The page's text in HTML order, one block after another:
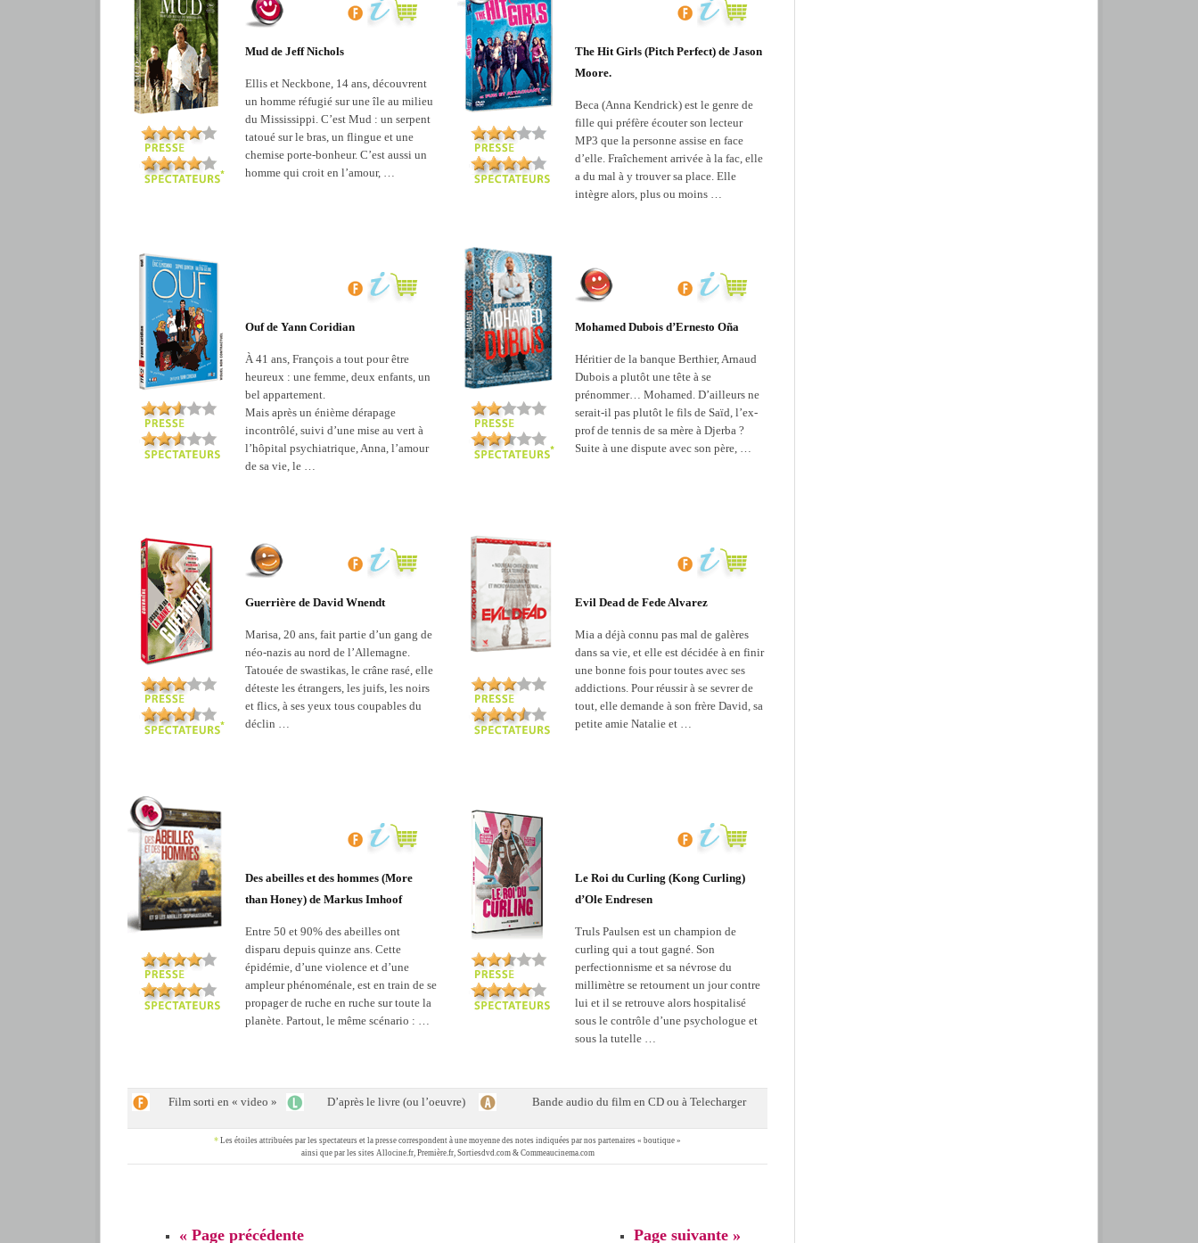
Mud de Jeff Nichols
Ellis et Neckbone, 14 ans, découvrent
un homme réfugié sur une île au milieu
du Mississippi. C’est Mud : un serpent
tatoué sur le bras, un flingue et une
chemise porte-bonheur. C’est aussi un
homme qui croit en l’amour, …
Ouf de Yann Coridian
À 41 ans, François a tout pour être
heureux : une femme, deux enfants, un
bel appartement.
Mais après un énième dérapage
incontrôlé, suivi d’une mise au vert à
l’hôpital psychiatrique, Anna, l’amour
de sa vie, le …
Guerrière de David Wnendt
Marisa, 20 ans, fait partie d’un gang de
néo-nazis au nord de l’Allemagne.
Tatouée de swastikas, le crâne rasé, elle
déteste les étrangers, les juifs, les noirs
et flics, à ses yeux tous coupables du
déclin …
Des abeilles et des hommes (More
than Honey) de Markus Imhoof
Entre 50 et 90% des abeilles ont
disparu depuis quinze ans. Cette
épidémie, d’une violence et d’une
ampleur phénoménale, est en train de se
propager de ruche en ruche sur toute la
planète. Partout, le même scénario : …
The Hit Girls (Pitch Perfect) de Jason
Moore.
Beca (Anna Kendrick) est le genre de
fille qui préfère écouter son lecteur
MP3 que la personne assise en face
d’elle. Fraîchement arrivée à la fac, elle
a du mal à y trouver sa place. Elle
intègre alors, plus ou moins …
Mohamed Dubois d’Ernesto Oña
Héritier de la banque Berthier, Arnaud
Dubois a plutôt une tête à se
prénommer… Mohamed. D’ailleurs ne
serait-il pas plutôt le fils de Saïd, l’ex-
prof de tennis de sa mère à Djerba ?
Suite à une dispute avec son père, …
Evil Dead de Fede Alvarez
Mia a déjà connu pas mal de galères
dans sa vie, et elle est décidée à en finir
une bonne fois pour toutes avec ses
addictions. Pour réussir à se sevrer de
tout, elle demande à son frère David, sa
petite amie Natalie et …
Le Roi du Curling (Kong Curling)
d’Ole Endresen
Truls Paulsen est un champion de
curling qui a tout gagné. Son
perfectionnisme et sa névrose du
millimètre se retournent un jour contre
lui et il se retrouve alors hospitalisé
sous le contrôle d’une psychologue et
sous la tutelle …
Film sorti en « video » D’après le livre (ou l’oeuvre) Bande audio du film en CD ou à Telecharger
* Les étoiles attribuées par les spectateurs et la presse correspondent à une moyenne des notes indiquées par nos partenaires « boutique »
ainsi que par les sites Allocine.fr, Première.fr, Sortiesdvd.com & Commeaucinema.com
« Page précédente Page suivante »